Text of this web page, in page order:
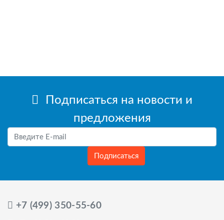
Подписаться на новости и
предложения
Подписаться
+7 (499) 350-55-60